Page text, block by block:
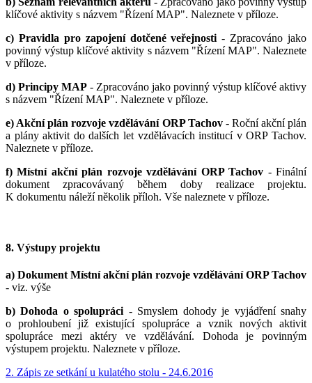
klíčové aktivity s názvem "Řízení MAP". Naleznete v příloze.
c) Pravidla pro zapojení dotčené veřejnosti - Zpracováno jako
povinný výstup klíčové aktivity s názvem "Řízení MAP". Naleznete
v příloze.
d) Principy MAP - Zpracováno jako povinný výstup klíčové aktivy
s názvem "Řízení MAP". Naleznete v příloze.
e) Akční plán rozvoje vzdělávání ORP Tachov- Roční akční plán
a plány aktivit do dalších let vzdělávacích institucí v ORP Tachov.
Naleznete v příloze.
f) Místní akční plán rozvoje vzdělávání ORP Tachov - Finální
dokument zpracovávaný během doby realizace projektu.
K dokumentu náleží několik příloh. Vše naleznete v příloze.
8. Výstupy projektu
a) Dokument Místní akční plán rozvoje vzdělávání ORP Tachov
- viz. výše
b) Dohoda o spolupráci - Smyslem dohody je vyjádření snahy
o prohloubení již existující spolupráce a vznik nových aktivit
spolupráce mezi aktéry ve vzdělávání. Dohoda je povinným
výstupem projektu. Naleznete v příloze.
2. Zápis ze setkání u kulatého stolu - 24.6.2016